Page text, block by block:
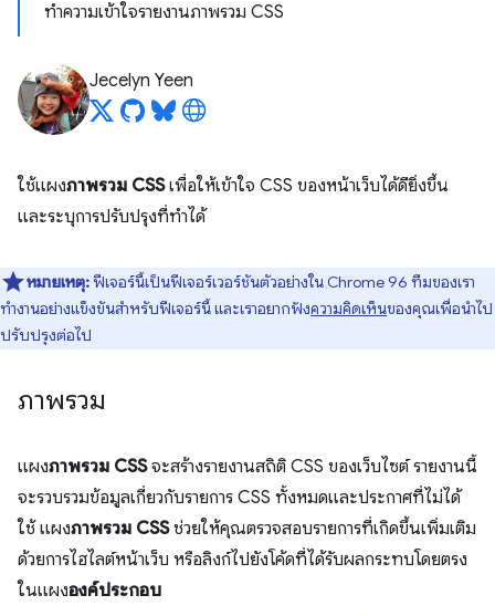
ทําความเข้าใจรายงานภาพรวม CSS
Jecelyn Yeen
ใช้แผงภาพรวม CSSเพื่อให้เข้าใจ CSS ของหน้าเว็บได้ดียิ่งขึ้น
และระบุการปรับปรุงที่ทำได้
หมายเหตุ:ฟีเจอร์นี้เป็นฟีเจอร์เวอร์ชันตัวอย่างใน Chrome 96 ทีมของเรา
ทำงานอย่างแข็งขันสำหรับฟีเจอร์นี้ และเราอยากฟังความคิดเห็นของคุณเพื่อนำไป
ปรับปรุงต่อไป
ภาพรวม
แผงภาพรวม CSSจะสร้างรายงานสถิติ CSS ของเว็บไซต์ รายงานนี้
จะรวบรวมข้อมูลเกี่ยวกับรายการ CSS ทั้งหมดและประกาศที่ไม่ได้
ใช้ แผงภาพรวม CSSช่วยให้คุณตรวจสอบรายการที่เกิดขึ้นเพิ่มเติม
ด้วยการไฮไลต์หน้าเว็บ หรือลิงก์ไปยังโค้ดที่ได้รับผลกระทบโดยตรง
ในแผงองค์ประกอบ